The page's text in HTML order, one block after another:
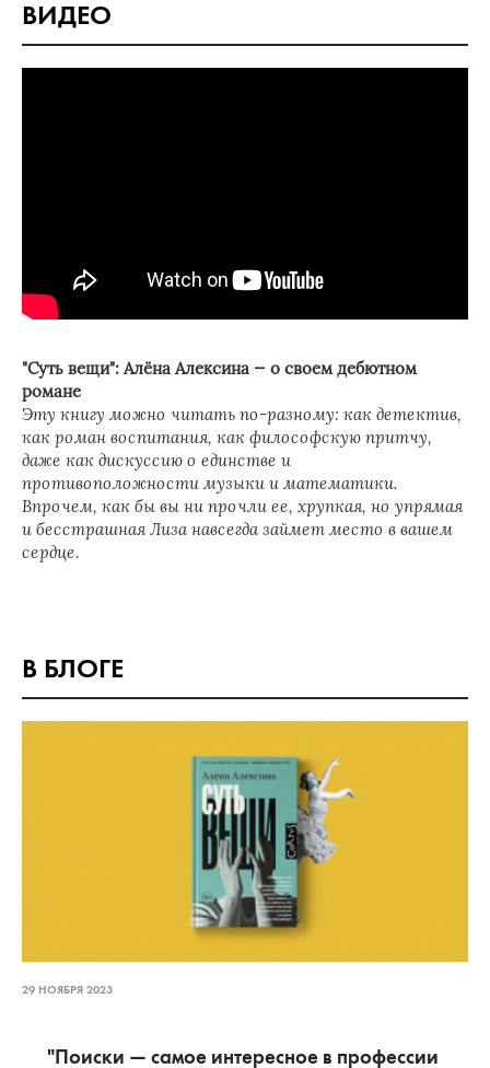
ВИДЕО
"Суть вещи": Алёна Алексина — о своем дебютном
романе
Эту книгу можно читать по-разному: как детектив,
как роман воспитания, как философскую притчу,
даже как дискуссию о единстве и
противоположности музыки и математики.
Впрочем, как бы вы ни прочли ее, хрупкая, но упрямая
и бесстрашная Лиза навсегда займет место в вашем
сердце.
В БЛОГЕ
29 НОЯБРЯ 2023
"Поиски — самое интересное в профессии